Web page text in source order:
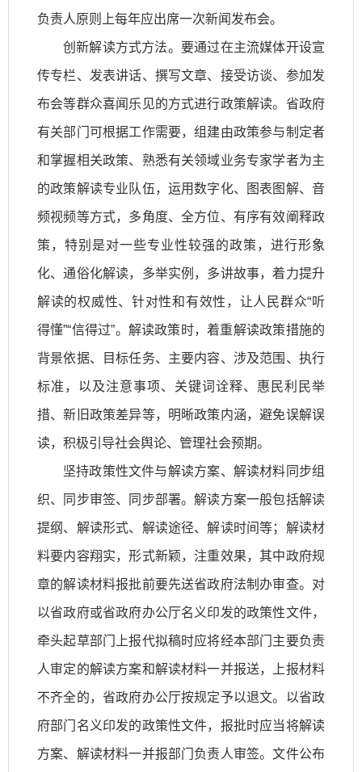
负责人原则上每年应出席一次新闻发布会。
创新解读方式方法。要通过在主流媒体开设宣
传专栏、发表讲话、撰写文章、接受访谈、参加发
布会等群众喜闻乐见的方式进行政策解读。省政府
有关部门可根据工作需要，组建由政策参与制定者
和掌握相关政策、熟悉有关领域业务专家学者为主
的政策解读专业队伍，运用数字化、图表图解、音
频视频等方式，多角度、全方位、有序有效阐释政
策，特别是对一些专业性较强的政策，进行形象
化、通俗化解读，多举实例，多讲故事，着力提升
解读的权威性、针对性和有效性，让人民群众“听
得懂”“信得过”。解读政策时，着重解读政策措施的
背景依据、目标任务、主要内容、涉及范围、执行
标准，以及注意事项、关键词诠释、惠民利民举
措、新旧政策差异等，明晰政策内涵，避免误解误
读，积极引导社会舆论、管理社会预期。
坚持政策性文件与解读方案、解读材料同步组
织、同步审签、同步部署。解读方案一般包括解读
提纲、解读形式、解读途径、解读时间等；解读材
料要内容翔实，形式新颖，注重效果，其中政府规
章的解读材料报批前要先送省政府法制办审查。对
以省政府或省政府办公厅名义印发的政策性文件，
牵头起草部门上报代拟稿时应将经本部门主要负责
人审定的解读方案和解读材料一并报送，上报材料
不齐全的，省政府办公厅按规定予以退文。以省政
府部门名义印发的政策性文件，报批时应当将解读
方案、解读材料一并报部门负责人审签。文件公布